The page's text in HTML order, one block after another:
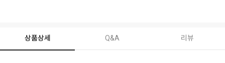
상품상세 Q&A 리뷰